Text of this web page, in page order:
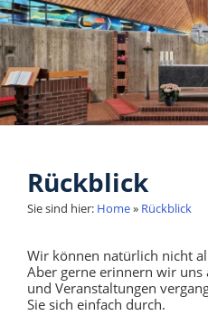
Rückblick
Sie sind hier: Home» Rückblick
Wir können natürlich nicht
Aber gerne erinnern wir uns
und Veranstaltungen
Sie sich einfach durch.